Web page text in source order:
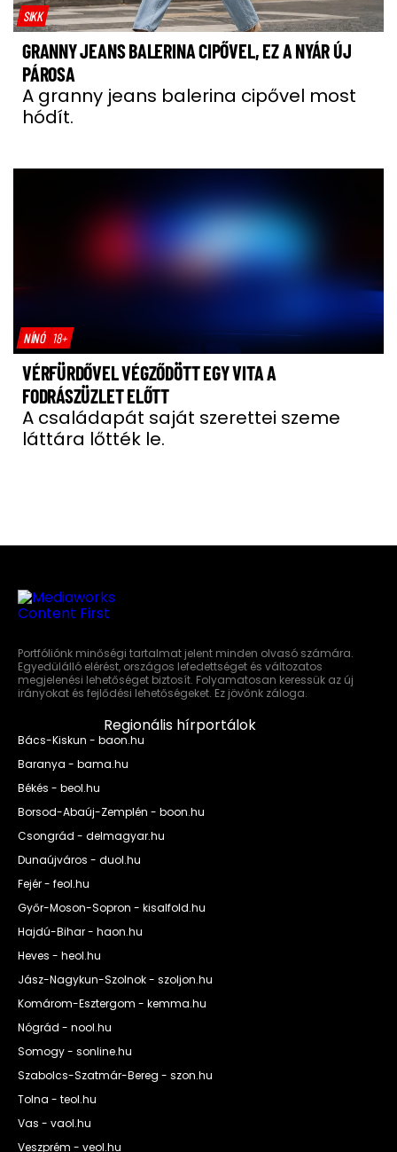
SIKK
GRANNY JEANS BALERINA CIPŐVEL, EZ A NYÁR ÚJ
PÁROSA
A granny jeans balerina cipővel most
hódít.
NÍNÓ 18+
VÉRFÜRDŐVEL VÉGZŐDÖTT EGY VITA A
FODRÁSZÜZLET ELŐTT
A családapát saját szerettei szeme
láttára lőtték le.
Portfóliónk minőségi tartalmat jelent minden olvasó számára.
Egyedülálló elérést, országos lefedettséget és változatos
megjelenési lehetőséget biztosít. Folyamatosan keressük az új
irányokat és fejlődési lehetőségeket. Ez jövőnk záloga.
Regionális hírportálok
Bács-Kiskun - baon.hu
Baranya - bama.hu
Békés - beol.hu
Borsod-Abaúj-Zemplén - boon.hu
Csongrád - delmagyar.hu
Dunaújváros - duol.hu
Fejér - feol.hu
Győr-Moson-Sopron - kisalfold.hu
Hajdú-Bihar - haon.hu
Heves - heol.hu
Jász-Nagykun-Szolnok - szoljon.hu
Komárom-Esztergom - kemma.hu
Nógrád - nool.hu
Somogy - sonline.hu
Szabolcs-Szatmár-Bereg - szon.hu
Tolna - teol.hu
Vas - vaol.hu
Veszprém - veol.hu